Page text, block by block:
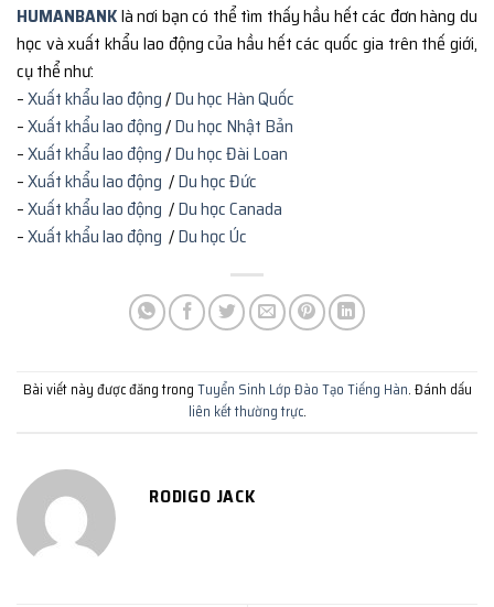
HUMANBANKlà nơi bạn có thể tìm thấy hầu hết các đơn hàng du
học và xuất khẩu lao động của hầu hết các quốc gia trên thế giới,
cụ thể như:
–Xuất khẩu lao động/Du học Hàn Quốc
–Xuất khẩu lao động/Du học Nhật Bản
–Xuất khẩu lao động/Du học Đài Loan
–Xuất khẩu lao động /Du học Đức
–Xuất khẩu lao động /Du học Canada
–Xuất khẩu lao động /Du học Úc
Bài viết này được đăng trongTuyển Sinh Lớp Đào Tạo Tiếng Hàn. Đánh dấu
liên kết thường trực.
RODIGO JACK